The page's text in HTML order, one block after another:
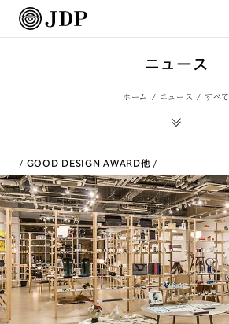
ニュース
ホーム ニュース すべて
GOOD DESIGN AWARD他